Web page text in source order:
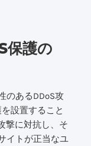
保護の
のあるDDoS攻
設置すること
撃に対抗し、そ
イトが正当なユ